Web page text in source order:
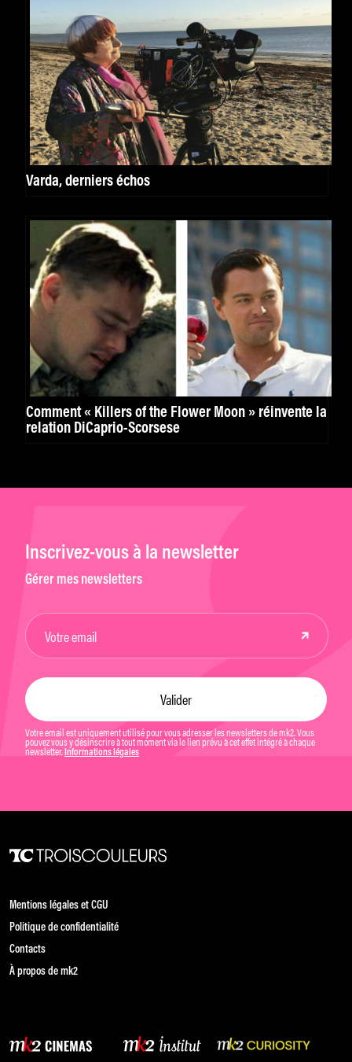
Varda, derniers échos
Comment « Killers of the Flower Moon » réinvente la
relation DiCaprio-Scorsese
Inscrivez-vous à la newsletter
Gérer mes newsletters
Votre email est uniquement utilisé pour vous adresser les newsletters de mk2. Vous
pouvez vous y désinscrire à tout moment via le lien prévu à cet effet intégré à chaque
newsletter. Informations légales
Mentions légales et CGU
Politique de confidentialité
Contacts
À propos de mk2